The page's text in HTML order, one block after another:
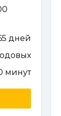
дней
минут